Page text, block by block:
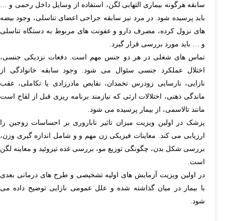
سابقه هرگونه بیماری التهابی لگن، استفاده از وسایل داخل رحمی و …
باید پرسیده شود. در مرد نیز سابقه جراحی اعضای تناسلی، وجود بیضه
های نزول کرده، مصرف دارو و عفونت های مربوط به دستگاه تناسلی
و … باید مورد بررسی قرار گیرد.
تماس های شغلی در هر دو جنس مهم است. دفعات نزدیکی جنسی،
اختلال عملکرد جنسی سئوال می شود. وجود سابقه خانوادگی از
نازایی، نارسایی زودرس تخمدان، نقایص مادرزادی یا تکاملی، عقب
ماندگی ذهنی، اختلالات ارثی که نیازمند برنامه ریزی قبل از لقاح است
مانند تالاسمی، از بیمار پرسیده می شود.
پزشک در اولین ویزیت میزان تاثیر ناباروری بر احساسات زوجین را
ارزیابی می کند. معاینات فیزیکی زن مهم و و شامل اندازه گیری وزن،
بررسی شکل بدن، چگونگی توزیع مو، بررسی غده تیروئید و معاینه لگن
است.
در اولین ویزیت آزمایش های اولیه تشخیصی و طرح های درمانی بعدی
با بیمار در میان گذاشته شده و علل عمومی نازایی توضیح داده می
شود.